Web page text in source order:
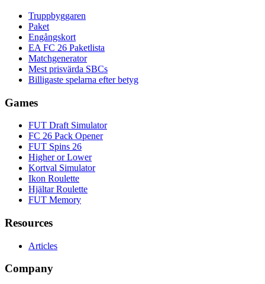
Truppbyggaren
Paket
Engångskort
EA FC 26 Paketlista
Matchgenerator
Mest prisvärda SBCs
Billigaste spelarna efter betyg
Games
FUT Draft Simulator
FC 26 Pack Opener
FUT Spins 26
Higher or Lower
Kortval Simulator
Ikon Roulette
Hjältar Roulette
FUT Memory
Resources
Articles
Company